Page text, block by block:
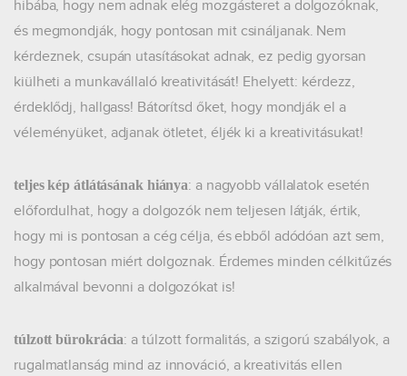
hibába, hogy nem adnak elég mozgásteret a dolgozóknak,
és megmondják, hogy pontosan mit csináljanak. Nem
kérdeznek, csupán utasításokat adnak, ez pedig gyorsan
kiülheti a munkavállaló kreativitását! Ehelyett: kérdezz,
érdeklődj, hallgass! Bátorítsd őket, hogy mondják el a
véleményüket, adjanak ötletet, éljék ki a kreativitásukat!
teljes kép átlátásának hiánya: a nagyobb vállalatok esetén
előfordulhat, hogy a dolgozók nem teljesen látják, értik,
hogy mi is pontosan a cég célja, és ebből adódóan azt sem,
hogy pontosan miért dolgoznak. Érdemes minden célkitűzés
alkalmával bevonni a dolgozókat is!
túlzott bürokrácia: a túlzott formalitás, a szigorú szabályok, a
rugalmatlanság mind az innováció, a kreativitás ellen